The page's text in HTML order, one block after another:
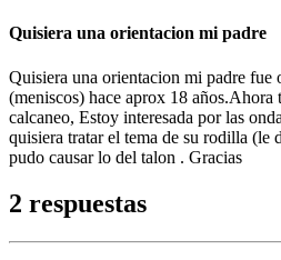
Quisiera una orientacion mi padre
Quisiera una orientacion mi padre fue
(meniscos) hace aprox 18 años.Ahora
calcaneo, Estoy interesada por las
quisiera tratar el tema de su rodilla (le
pudo causar lo del talon . Gracias
2 respuestas